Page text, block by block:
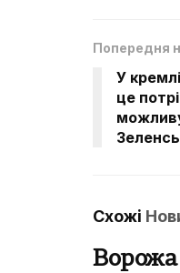
Попередня
У
це
Схожі
Ворожа